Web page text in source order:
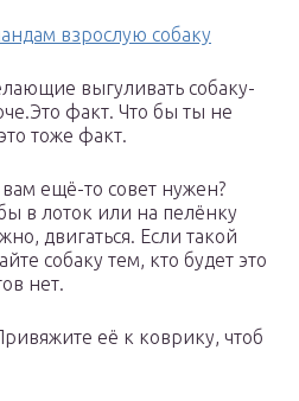
взрослую собаку
выгуливать собаку-
факт. Что бы ты не
тоже факт.
ещё-то совет нужен?
в лоток или на пелёнку
двигаться. Если такой
собаку тем, кто будет это
нет.
её к коврику, чтоб